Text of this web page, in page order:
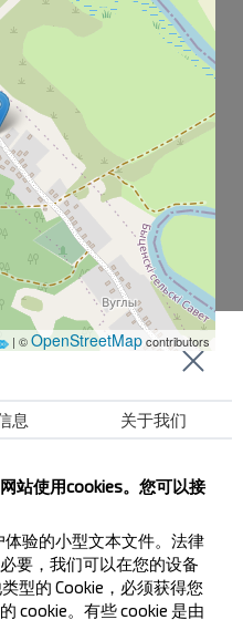
| ©OpenStreetMapcontributors
息 关于我们
站使用cookies。您可以接
验的小型文本文件。法律
要，我们可以在您的设备
型的 Cookie，必须获得您
cookie。有些 cookie 是由